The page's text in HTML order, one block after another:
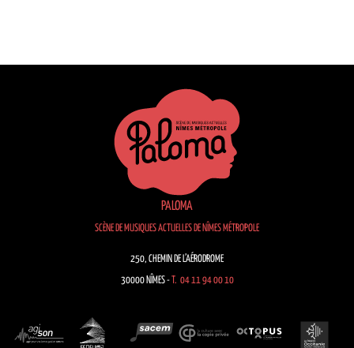
PALOMA
SCÈNE DE MUSIQUES ACTUELLES DE NÎMES MÉTROPOLE
250, CHEMIN DE L’AÉRODROME
30000 NÎMES - T. 04 11 94 00 10